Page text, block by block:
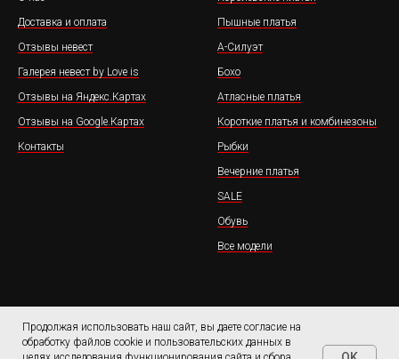
Доставка и оплата
Отзывы невест
Галерея невест by Love is
Отзывы на Яндекс.Картах
Отзывы на Google.Картах
Контакты
Пышные платья
А-Силуэт
Бохо
Атласные платья
Короткие платья и комбинезоны
Рыбки
Вечерние платья
SALE
Обувь
Все модели
Продолжая использовать наш сайт, вы даете согласие на
обработку файлов cookie и пользовательских данных в